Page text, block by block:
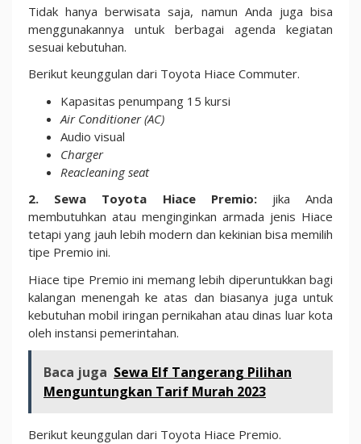
Tidak hanya berwisata saja, namun Anda juga bisa
menggunakannya untuk berbagai agenda kegiatan
sesuai kebutuhan.
Berikut keunggulan dari Toyota Hiace Commuter.
Kapasitas penumpang 15 kursi
Air Conditioner (AC)
Audio visual
Charger
Reacleaning seat
2. Sewa Toyota Hiace Premio: jika Anda
membutuhkan atau menginginkan armada jenis Hiace
tetapi yang jauh lebih modern dan kekinian bisa memilih
tipe Premio ini.
Hiace tipe Premio ini memang lebih diperuntukkan bagi
kalangan menengah ke atas dan biasanya juga untuk
kebutuhan mobil iringan pernikahan atau dinas luar kota
oleh instansi pemerintahan.
Baca juga Sewa Elf Tangerang Pilihan
Menguntungkan Tarif Murah 2023
Berikut keunggulan dari Toyota Hiace Premio.